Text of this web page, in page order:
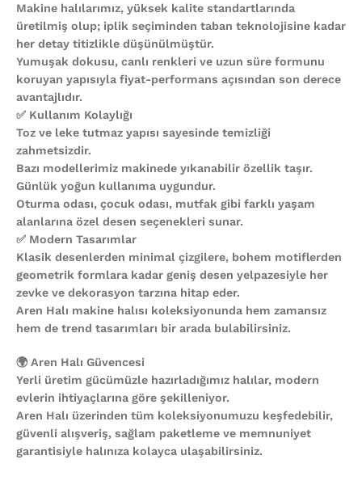
Makine halılarımız, yüksek kalite standartlarında
üretilmiş olup; iplik seçiminden taban teknolojisine kadar
her detay titizlikle düşünülmüştür.
Yumuşak dokusu, canlı renkleri ve uzun süre formunu
koruyan yapısıyla fiyat-performans açısından son derece
avantajlıdır.
✅ Kullanım Kolaylığı
Toz ve leke tutmaz yapısı sayesinde temizliği
zahmetsizdir.
Bazı modellerimiz makinede yıkanabilir özellik taşır.
Günlük yoğun kullanıma uygundur.
Oturma odası, çocuk odası, mutfak gibi farklı yaşam
alanlarına özel desen seçenekleri sunar.
✅ Modern Tasarımlar
Klasik desenlerden minimal çizgilere, bohem motiflerden
geometrik formlara kadar geniş desen yelpazesiyle her
zevke ve dekorasyon tarzına hitap eder.
Aren Halı makine halısı koleksiyonunda hem zamansız
hem de trend tasarımları bir arada bulabilirsiniz.
🌍 Aren Halı Güvencesi
Yerli üretim gücümüzle hazırladığımız halılar, modern
evlerin ihtiyaçlarına göre şekilleniyor.
Aren Halı üzerinden tüm koleksiyonumuzu keşfedebilir,
güvenli alışveriş, sağlam paketleme ve memnuniyet
garantisiyle halınıza kolayca ulaşabilirsiniz.